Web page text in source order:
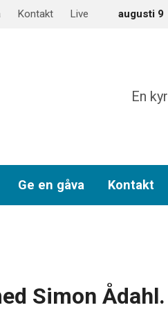
Kontakt Live augusti 9
En
Ge en gåva Kontakt
Simon Ådahl.